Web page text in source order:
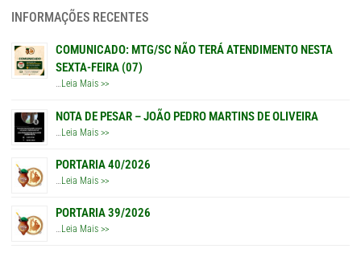
INFORMAÇÕES RECENTES
COMUNICADO: MTG/SC NÃO TERÁ ATENDIMENTO NESTA
SEXTA-FEIRA (07)
…Leia Mais >>
NOTA DE PESAR – JOÃO PEDRO MARTINS DE OLIVEIRA
Leia Mais >>
PORTARIA 40/2026
…Leia Mais >>
PORTARIA 39/2026
…Leia Mais >>